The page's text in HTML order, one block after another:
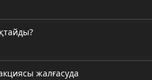
акциясы жалғасуда